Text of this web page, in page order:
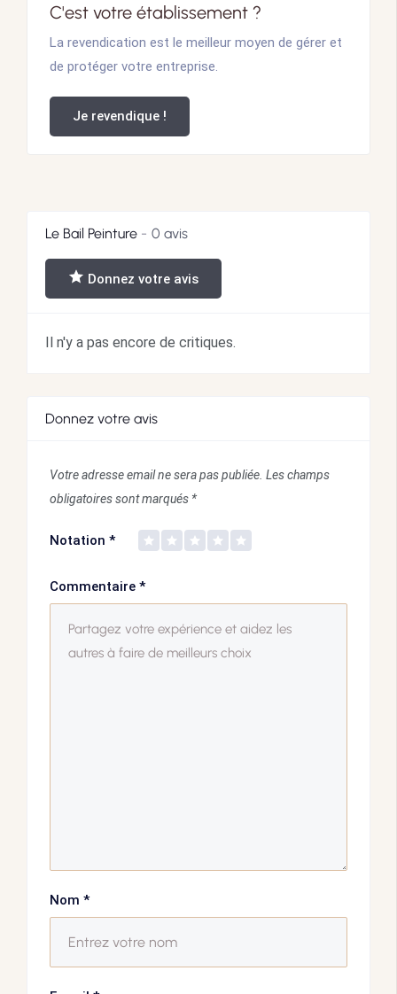
C'est votre établissement ?
La revendication est le meilleur moyen de gérer et
de protéger votre entreprise.
Je revendique !
Le Bail Peinture 0 avis
Donnez votre avis
Il n'y a pas encore de critiques.
Donnez votre avis
Votre adresse email ne sera pas publiée. Les champs
obligatoires sont marqués *
Notation *
Commentaire *
Nom *